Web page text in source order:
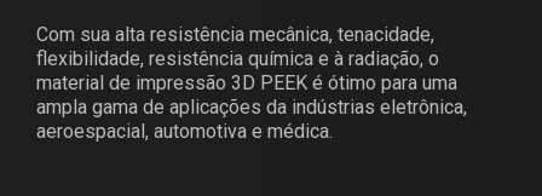
Com sua alta resistência mecânica, tenacidade,
flexibilidade, resistência química e à radiação, o
material de impressão 3D PEEK é ótimo para uma
ampla gama de aplicações da indústrias eletrônica,
aeroespacial, automotiva e médica.